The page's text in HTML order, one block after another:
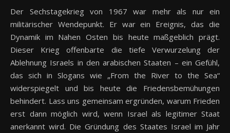
Der Sechstagekrieg von 1967 war mehr als nur ein
militärischer Wendepunkt. Er war ein Ereignis, das die
Dynamik im Nahen Osten bis heute maßgeblich prägt.
Dieser Krieg offenbarte die tiefe Verwurzelung der
Ablehnung Israels in den arabischen Staaten – ein Gefühl,
das sich in Slogans wie „From the River to the Sea“
widerspiegelt und bis heute die Friedensbemühungen
behindert. Lass uns gemeinsam ergründen, warum Frieden
erst dann möglich wird, wenn Israel als legitimer Staat
anerkannt wird. Die Gründung des Staates Israel im Jahr